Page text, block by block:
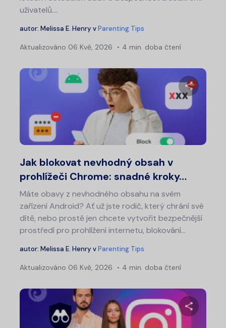
uživatelů.…
autor: Melissa E. Henry vParenting Tips
Aktualizováno 06 Kvě, 2026 4 min. doba čtení
Sdílet
Jak blokovat nevhodný obsah v
prohlížeči Chrome: snadné kroky…
Máte obavy z nevhodného obsahu na svém
zařízení Android? Ať už jste rodič, který chrání své
dítě, nebo prostě jen chcete vytvořit bezpečnější
prostředí pro prohlížení internetu, blokování…
autor: Melissa E. Henry vParenting Tips
Aktualizováno 06 Kvě, 2026 4 min. doba čtení